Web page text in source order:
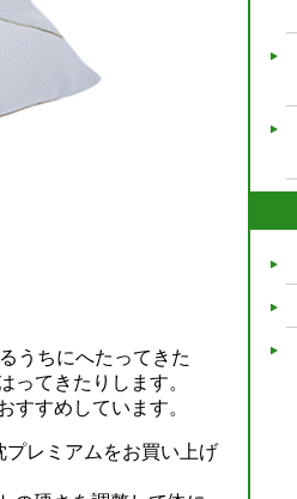
うちにへたってきた
ってきたりします。
すすめしています。
レミアムをお買い上げ